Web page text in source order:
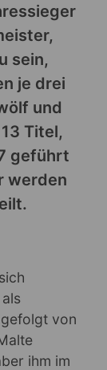
sein,
je drei
und
Titel,
geführt
werden
von
ihm im